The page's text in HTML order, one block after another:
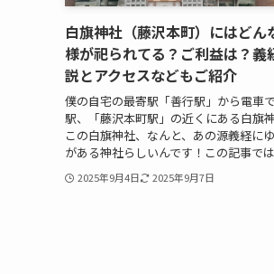
白旗神社（藤沢本町）にはどん
様が祀られてる？ご利益は？義
説とアクセスなどもご紹介
僕の自宅の最寄駅「善行駅」から電車
駅、「藤沢本町駅」の近くにある白旗神
この白旗神社、なんと、あの源義経に
がある神社らしいんです！この記事で
2025年9月4日 2025年9月7日